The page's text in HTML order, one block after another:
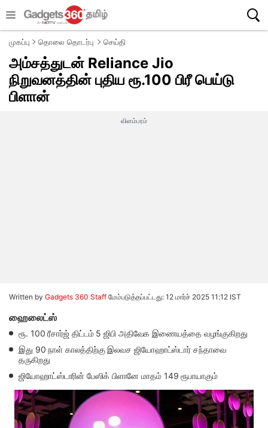
முகப்பு தொலை தொடர்பு செய்தி
அம்சத்துடன் Reliance Jio
நிறுவனத்தின் புதிய ரூ.100 பிரீ பெய்டு
பிளான்
விளம்பரம்
Written by Gadgets 360 Staff மேம்படுத்தப்பட்டது: 12 மார்ச் 2025 11:12 IST
ஹைலைட்ஸ்
ரூ. 100 ரீசார்ஜ் திட்டம் 5 ஜிபி அதிவேக இணையத்தை வழங்குகிறது
இது 90 நாள் காலத்திற்கு இலவச ஜியோஹாட்ஸ்டார் சந்தாவை
தருகிறது
ஜியோஹாட்ஸ்டாரின் பேஸிக் பிளானே மாதம் 149 ரூபாயாகும்